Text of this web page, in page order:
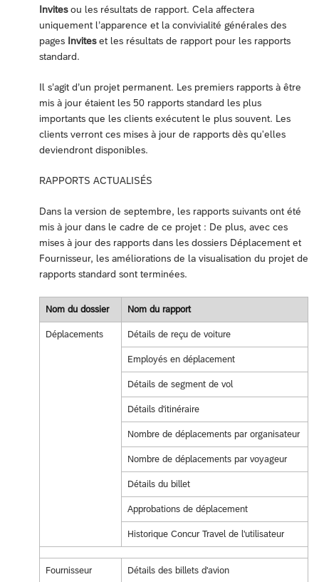
Invitesou les résultats de rapport. Cela affectera
uniquement l’apparence et la convivialité générales des
pages Inviteset les résultats de rapport pour les rapports
standard.
Il s’agit d’un projet permanent. Les premiers rapports à être
mis à jour étaient les 50 rapports standard les plus
importants que les clients exécutent le plus souvent. Les
clients verront ces mises à jour de rapports dès qu'elles
deviendront disponibles.
RAPPORTS ACTUALISÉS
Dans la version de septembre, les rapports suivants ont été
mis à jour dans le cadre de ce projet : De plus, avec ces
mises à jour des rapports dans les dossiers Déplacement et
Fournisseur, les améliorations de la visualisation du projet de
rapports standard sont terminées.
Nom du dossier Nom du rapport
Déplacements Détails de reçu de voiture
Employés en déplacement
Détails de segment de vol
Détails d'itinéraire
Nombre de déplacements par organisateur
Nombre de déplacements par voyageur
Détails du billet
Approbations de déplacement
Historique Concur Travel de l'utilisateur
Fournisseur Détails des billets d'avion